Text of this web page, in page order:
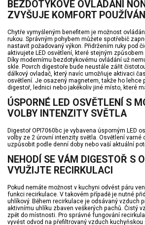
BEZDOTYKOVÉ OVLÁDÁNÍ
ZVYŠUJE KOMFORT POUŽÍVÁNÍ
Chytře vymyšleným benefitem je možnost
rukou. Správným pohybem můžete spotřebič
nastavit požadovaný výkon. Přidržením ruky pod
aktivujete LED osvětlení, které stejným
Díky modernímu bezdotykovému ovládání už
skle. Povrch digestoře bude neustále zářit
dálkový ovladač, který navíc umožňuje aktivaci
osvětlení. Je osazený magnetem, takže ho lehce
digestoř, lednici nebo jakékoliv jiné místo, které
ÚSPORNÉ LED OSVĚTLENÍ S
VOLBY INTENZITY SVĚTLA
Digestoř OPI7060bc je vybavena úsporným LED
volby ze 2 úrovní intenzity světla. Osvětlení varné
uzpůsobit podle denní doby nebo vaší aktuální
NEHODÍ SE VÁM DIGESTOŘ S
VYUŽIJTE RECIRKULACI
Pokud nemáte možnost v kuchyni odvést páru
funkci recirkulace. V takovém případě je nutné
uhlíkový. Během recirkulace je odsávaný vzduch
aktivnímu uhlíku zbaven veškerých pachů. Čistý
zpět do místnosti. Pro správné fungování
vyvést odvod na přefiltrovaný vzduch kuchyňskou